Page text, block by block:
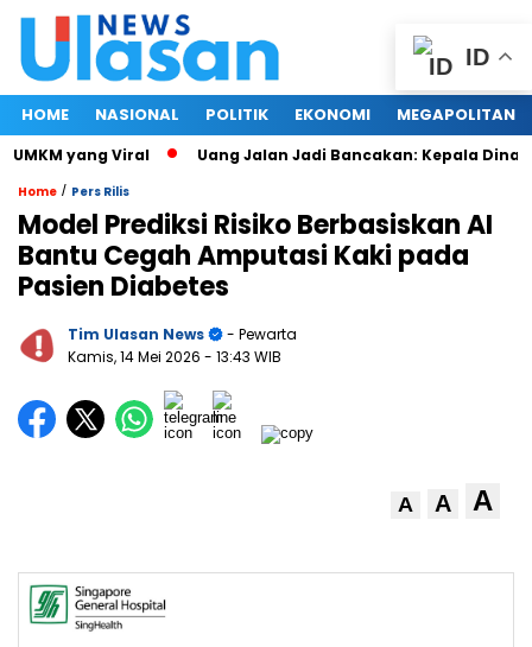
HOME NASIONAL POLITIK EKONOMI MEGAPOLITAN
yang Viral Uang Jalan Jadi Bancakan: Kepala Dinas
Home / Pers Rilis
Model Prediksi Risiko Berbasiskan AI
Bantu Cegah Amputasi Kaki pada
Pasien Diabetes
Tim Ulasan News
- Pewarta
Kamis, 14 Mei 2026 - 13:43 WIB
A A A
ID